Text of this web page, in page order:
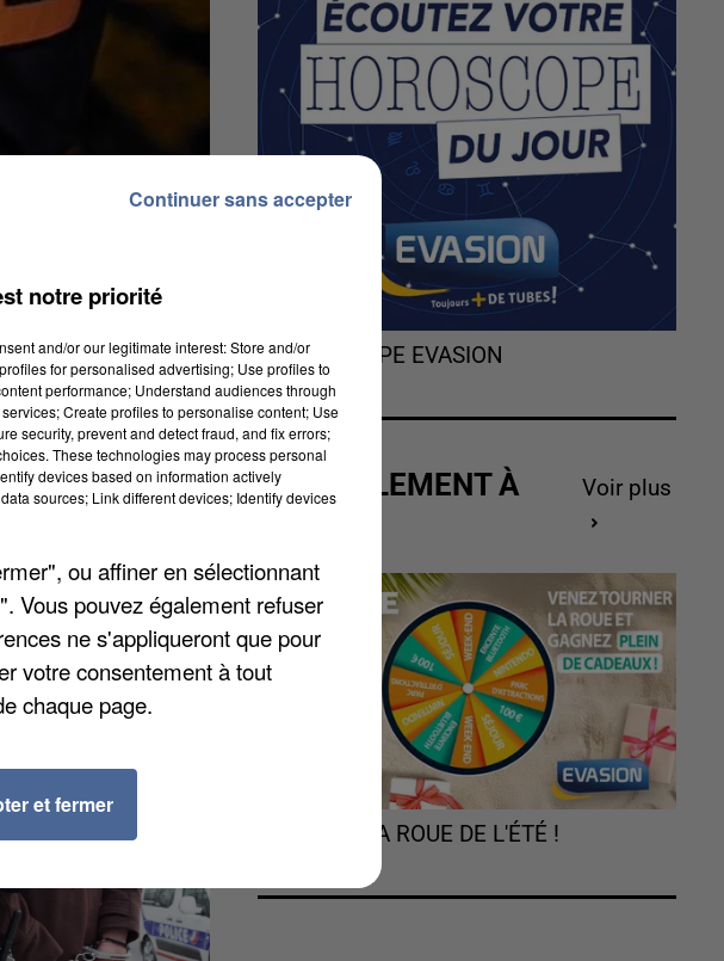
dernière, vers
les réservoirs de
d’ailleurs été
pris la fuite ont
de 19 à 23 ans,
L'HOROSCOPE EVASION
ACTUELLEMENT À
GAGNER
Voir plus
TOURNEZ LA ROUE DE L'ÉTÉ !
notre priorité
and/or our legitimate interest: Store and/or
for personalised advertising; Use profiles to
performance; Understand audiences through
Create profiles to personalise content; Use
security, prevent and detect fraud, and fix errors;
These technologies may process personal
devices based on information actively
sources; Link different devices; Identify devices
ou affiner en sélectionnant
Vous pouvez également refuser
ne s'appliqueront que pour
votre consentement à tout
chaque page.
et fermer
Continuer sans accepter